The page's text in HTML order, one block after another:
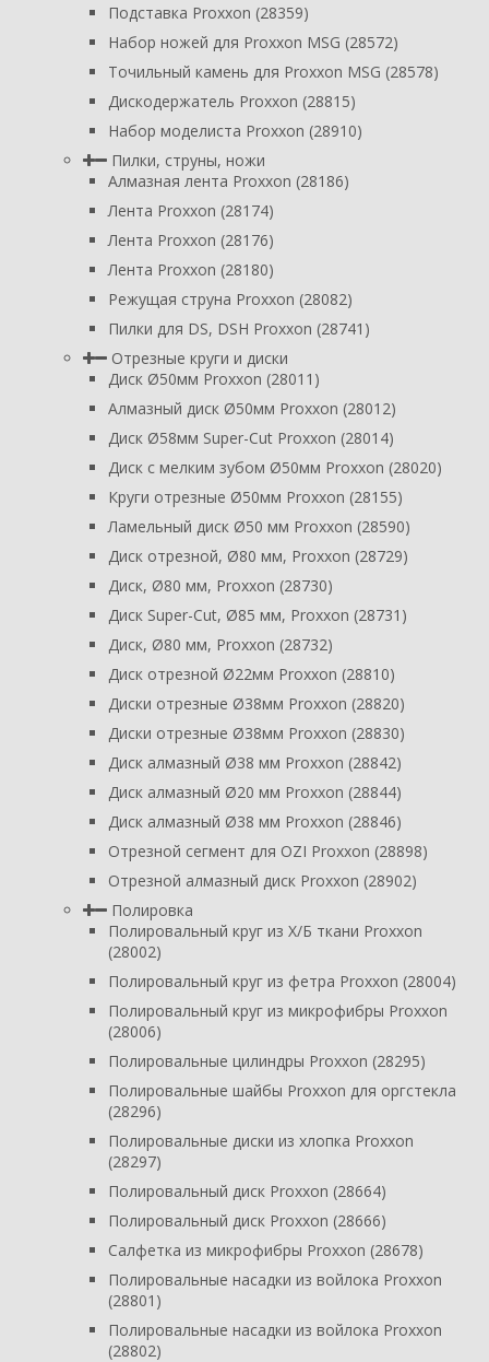
Подставка Proxxon (28359)
Набор ножей для Proxxon MSG (28572)
Точильный камень для Proxxon MSG (28578)
Дискодержатель Proxxon (28815)
Набор моделиста Proxxon (28910)
Пилки, струны, ножи
Алмазная лента Proxxon (28186)
Лента Proxxon (28174)
Лента Proxxon (28176)
Лента Proxxon (28180)
Режущая струна Proxxon (28082)
Пилки для DS, DSH Proxxon (28741)
Отрезные круги и диски
Диск Ø50мм Proxxon (28011)
Алмазный диск Ø50мм Proxxon (28012)
Диск Ø58мм Super-Cut Proxxon (28014)
Диск с мелким зубом Ø50мм Proxxon (28020)
Круги отрезные Ø50мм Proxxon (28155)
Ламельный диск Ø50 мм Proxxon (28590)
Диск отрезной, Ø80 мм, Proxxon (28729)
Диск, Ø80 мм, Proxxon (28730)
Диск Super-Cut, Ø85 мм, Proxxon (28731)
Диск, Ø80 мм, Proxxon (28732)
Диск отрезной Ø22мм Proxxon (28810)
Диски отрезные Ø38мм Proxxon (28820)
Диски отрезные Ø38мм Proxxon (28830)
Диск алмазный Ø38 мм Proxxon (28842)
Диск алмазный Ø20 мм Proxxon (28844)
Диск алмазный Ø38 мм Proxxon (28846)
Отрезной сегмент для OZI Proxxon (28898)
Отрезной алмазный диск Proxxon (28902)
Полировка
Полировальный круг из Х/Б ткани Proxxon
(28002)
Полировальный круг из фетра Proxxon (28004)
Полировальный круг из микрофибры Proxxon
(28006)
Полировальные цилиндры Proxxon (28295)
Полировальные шайбы Proxxon для оргстекла
(28296)
Полировальные диски из хлопка Proxxon
(28297)
Полировальный диск Proxxon (28664)
Полировальный диск Proxxon (28666)
Салфетка из микрофибры Proxxon (28678)
Полировальные насадки из войлока Proxxon
(28801)
Полировальные насадки из войлока Proxxon
(28802)